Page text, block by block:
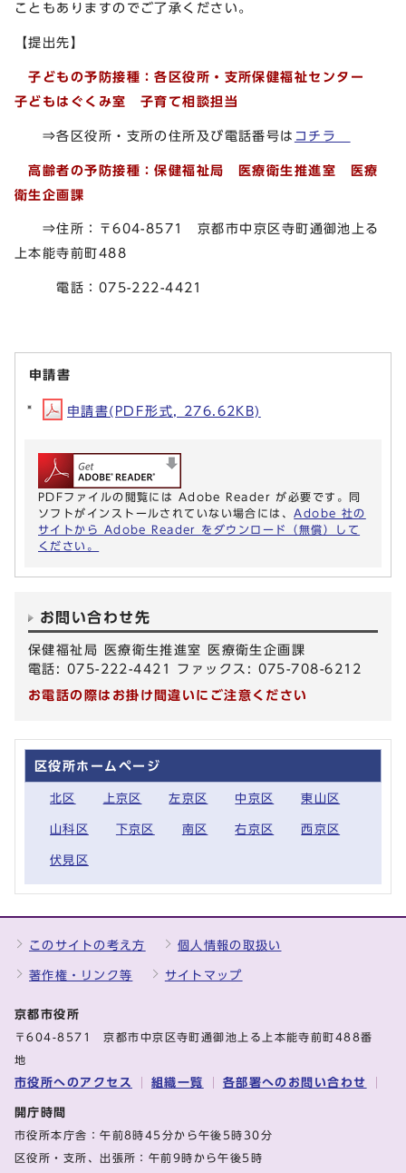
こともありますのでご了承ください。
【提出先】
子どもの予防接種：各区役所・支所保健福祉センター
子どもはぐくみ室 子育て相談担当
⇒各区役所・支所の住所及び電話番号は コチラ
高齢者の予防接種：保健福祉局 医療衛生推進室 医療
衛生企画課
⇒住所：〒604-8571 京都市中京区寺町通御池上る
上本能寺前町488
電話：075-222-4421
申請書
申請書(PDF形式, 276.62KB)
PDFファイルの閲覧には Adobe Reader が必要です。同
ソフトがインストールされていない場合には、 Adobe 社の
サイトから Adobe Reader をダウンロード（無償）して
ください。
お問い合わせ先
保健福祉局 医療衛生推進室 医療衛生企画課
電話: 075-222-4421 ファックス: 075-708-6212
お電話の際はお掛け間違いにご注意ください
区役所ホームページ
北区 上京区 左京区 中京区 東山区
山科区 下京区 南区 右京区 西京区
伏見区
このサイトの考え方 個人情報の取扱い
著作権・リンク等 サイトマップ
京都市役所
〒604-8571 京都市中京区寺町通御池上る上本能寺前町488番
地
市役所へのアクセス 組織一覧 各部署へのお問い合わせ
開庁時間
市役所本庁舎：午前8時45分から午後5時30分
区役所・支所、出張所：午前9時から午後5時